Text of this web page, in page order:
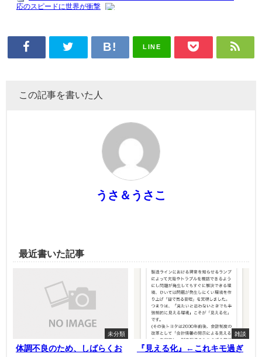
LINE
この記事を書いた人
うさ＆うさこ
最近書いた記事
未分類
体調不良のため、しばらくお
雑談
『見える化』←これキモ過ぎ